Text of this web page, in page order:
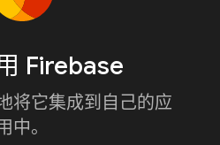
Firebase
将它集成到自己的应
中。